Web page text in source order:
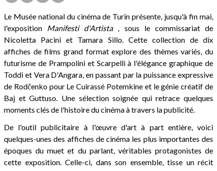
Le Musée national du cinéma de Turin présente, jusqu'à fin mai,
l'exposition Manifesti d'Artista, sous le commissariat de
Nicoletta Pacini et Tamara Sillo. Cette collection de dix
affiches de films grand format explore des thèmes variés, du
futurisme de Prampolini et Scarpelli à l'élégance graphique de
Toddi et Vera D'Angara, en passant par la puissance expressive
de Rodčenko pour Le Cuirassé Potemkine et le génie créatif de
Baj et Guttuso. Une sélection soignée qui retrace quelques
moments clés de l'histoire du cinéma à travers la publicité.
De l'outil publicitaire à l'œuvre d'art à part entière, voici
quelques-unes des affiches de cinéma les plus importantes des
époques du muet et du parlant, véritables protagonistes de
cette exposition. Celle-ci, dans son ensemble, tisse un récit